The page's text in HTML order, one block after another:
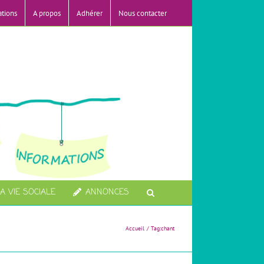
A propos Adhérer Nous contacter
VIE SOCIALE ANNONCES
Accueil Tag:chant